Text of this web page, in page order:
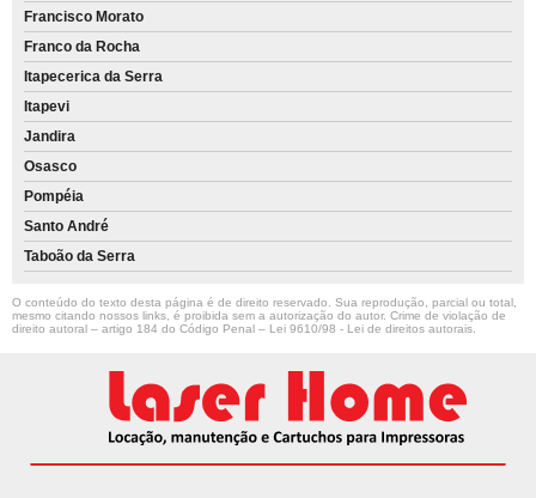
Francisco Morato
Franco da Rocha
Itapecerica da Serra
Itapevi
Jandira
Osasco
Pompéia
Santo André
Taboão da Serra
O conteúdo do texto desta página é de direito reservado. Sua reprodução, parcial ou total,
mesmo citando nossos links, é proibida sem a autorização do autor. Crime de violação de
direito autoral – artigo 184 do Código Penal – Lei 9610/98 - Lei de direitos autorais